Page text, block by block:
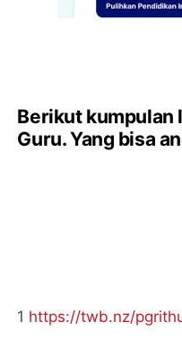
Berikut kumpulan
Guru. Yang bisa
1 https://twb.nz/